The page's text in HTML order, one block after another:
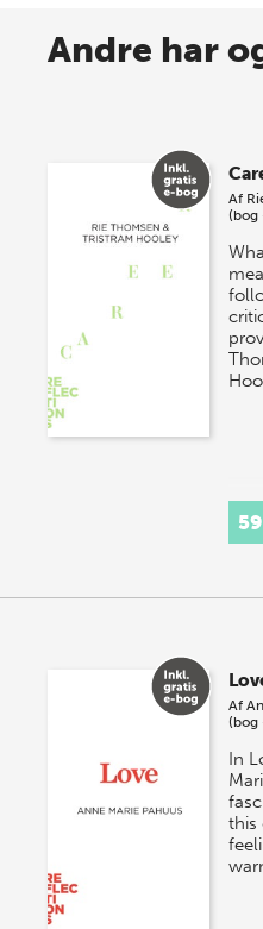
Spar op til
store sommer-lagersalg,
onsdag den 10. j…
Andre har
Af
(bog
Af
(bog
In
this